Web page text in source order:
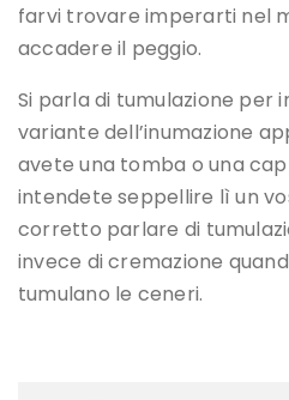
farvi trovare imperarti nel
accadere il peggio.
Si parla di tumulazione per
variante dell’inumazione
avete una tomba o una
intendete seppellire lì un
corretto parlare di
invece di cremazione
tumulano le ceneri.